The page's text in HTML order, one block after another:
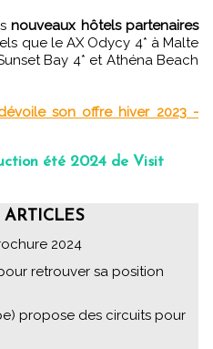
nouveaux hôtels partenaires
que le AX Odycy 4* à Malte
Bay 4* et Athéna Beach
son offre hiver 2023 -
été 2024 de Visit
ARTICLES
2024
retrouver sa position
propose des circuits pour